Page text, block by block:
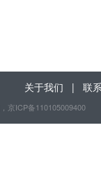
关于我们 | 联
，京ICP备110105009400